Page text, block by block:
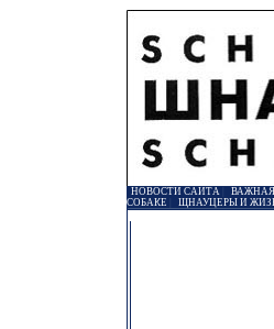
НОВОСТИ САЙТА|
СОБАКЕ
ЩНАУЦЕРЫ И